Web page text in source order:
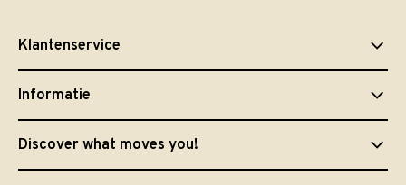
Klantenservice
Informatie
Discover what moves you!